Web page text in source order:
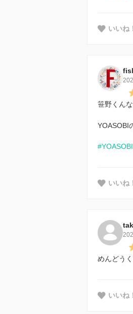
いいね！
笹野くん
YOASOBI
#YOASOBI
いいね！
めんどう
いいね！